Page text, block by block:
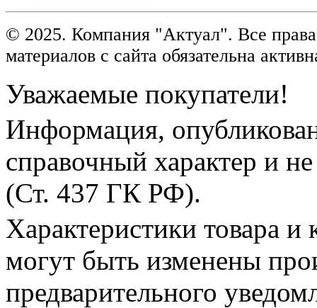
© 2025. Компания "Актуал". Все
материалов с сайта обязательна
Уважаемые покупатели!
Информация,
справочный характер и
(Ст. 437 ГК РФ).
Характеристики товара и
могут быть изменены
предварительного